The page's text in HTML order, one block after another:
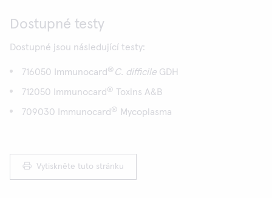
Dostupné testy
Dostupné jsou následující testy:
716050 Immunocard ® C. difficile GDH
712050 Immunocard ® Toxins A&B
709030 Immunocard ® Mycoplasma
Vytiskněte tuto stránku